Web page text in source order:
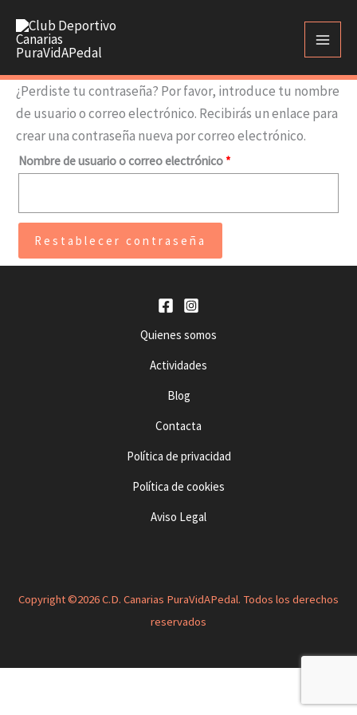
contenido
¿Perdiste tu contraseña? Por favor, introduce tu nombre
de usuario o correo electrónico. Recibirás un enlace para
crear una contraseña nueva por correo electrónico.
Nombre de usuario o correo electrónico *Obligatorio
Restablecer contraseña
Quienes somos
Actividades
Blog
Contacta
Política de privacidad
Política de cookies
Aviso Legal
Copyright ©2026 C.D. Canarias PuraVidAPedal. Todos los derechos
reservados